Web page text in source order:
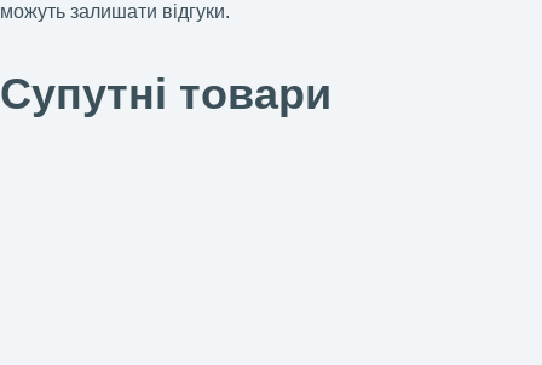
можуть залишати відгуки.
Супутні товари